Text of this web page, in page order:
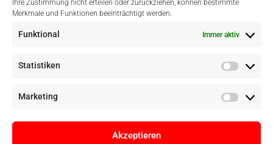
Ihre Zustimmung nicht erteilen oder zurückziehen, können bestimmte
Merkmale und Funktionen beeinträchtigt werden.
Funktional Immer aktiv
Statistiken
Marketing
Akzeptieren